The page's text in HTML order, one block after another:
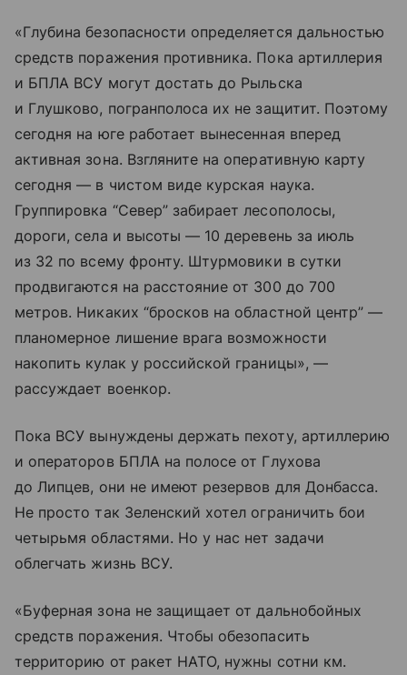
«Глубина безопасности определяется дальностью
средств поражения противника. Пока артиллерия
и БПЛА ВСУ могут достать до Рыльска
и Глушково, погранполоса их не защитит. Поэтому
сегодня на юге работает вынесенная вперед
активная зона. Взгляните на оперативную карту
сегодня — в чистом виде курская наука.
Группировка “Север” забирает лесополосы,
дороги, села и высоты — 10 деревень за июль
из 32 по всему фронту. Штурмовики в сутки
продвигаются на расстояние от 300 до 700
метров. Никаких “бросков на областной центр” —
планомерное лишение врага возможности
накопить кулак у российской границы», —
рассуждает военкор.
Пока ВСУ вынуждены держать пехоту, артиллерию
и операторов БПЛА на полосе от Глухова
до Липцев, они не имеют резервов для Донбасса.
Не просто так Зеленский хотел ограничить бои
четырьмя областями. Но у нас нет задачи
облегчать жизнь ВСУ.
«Буферная зона не защищает от дальнобойных
средств поражения. Чтобы обезопасить
территорию от ракет НАТО, нужны сотни км.